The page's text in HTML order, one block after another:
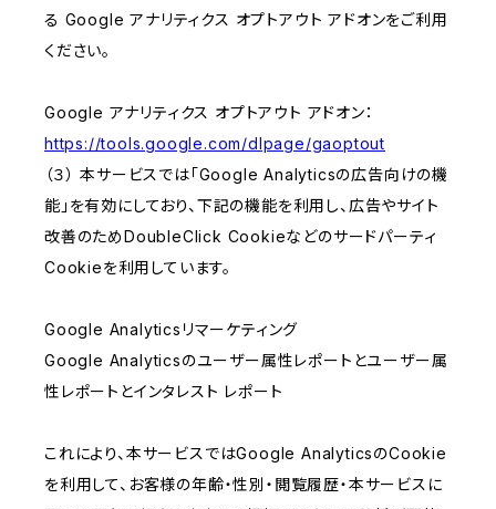
る Google アナリティクス オプトアウト アドオンをご利用
ください。
Google アナリティクス オプトアウト アドオン：
https://tools.google.com/dlpage/gaoptout
（３） 本サービスでは「Google Analyticsの広告向けの機
能」を有効にしており、下記の機能を利用し、広告やサイト
改善のためDoubleClick Cookieなどのサードパーティ
Cookieを利用しています。
Google Analyticsリマーケティング
Google Analyticsのユーザー属性レポートとユーザー属
性レポートとインタレスト レポート
これにより、本サービスではGoogle AnalyticsのCookie
を利用して、お客様の年齢・性別・閲覧履歴・本サービスに